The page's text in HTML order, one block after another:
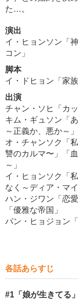
た…。
演出
イ・ヒョンソン「
コン」
脚本
イ・ドヒョン「家
出演
チャン・ソヒ「カ
キム・ギュソン「
～正義か、悪か～」
オ・チャンソク「
讐のカルマ〜」「
～」
イ・ヒョンソク「
なく～ディア・マ
ハン・ジワン「恋
「優雅な帝国」
パン・ヒョジョン
各話あらすじ
#1 「娘が生きてる」